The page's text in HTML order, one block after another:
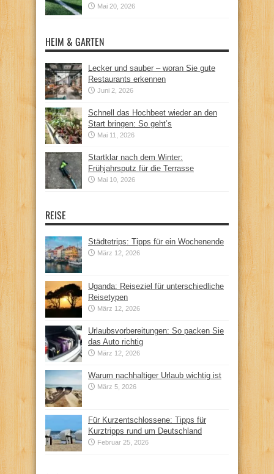
Mai 20, 2026
HEIM & GARTEN
Lecker und sauber – woran Sie gute
Restaurants erkennen
Juni 2, 2026
Schnell das Hochbeet wieder an den
Start bringen: So geht’s
Mai 11, 2026
Startklar nach dem Winter:
Frühjahrsputz für die Terrasse
Mai 10, 2026
REISE
Städtetrips: Tipps für ein Wochenende
März 12, 2026
Uganda: Reiseziel für unterschiedliche
Reisetypen
März 12, 2026
Urlaubsvorbereitungen: So packen Sie
das Auto richtig
März 12, 2026
Warum nachhaltiger Urlaub wichtig ist
März 5, 2026
Für Kurzentschlossene: Tipps für
Kurztripps rund um Deutschland
Februar 25, 2026